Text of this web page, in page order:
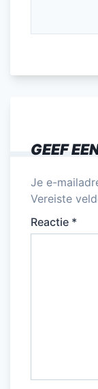
GEEF
Je e-
Vereiste
Reactie *